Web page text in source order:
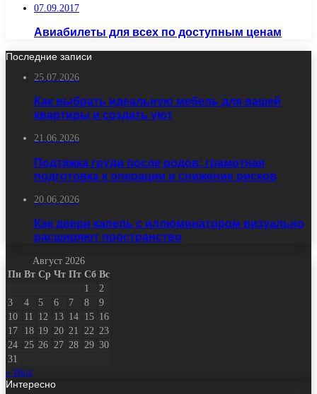
07.09.2017
Авиабилеты для всех по доступным ценам
Последние записи
25.07.2026
Как выбрать идеальную мебель для вашей
квартиры и создать уют
21.06.2026
Подтяжка груди после родов: грамотная
подготовка к операции и снижение рисков
20.06.2026
Как двери капель с иллюминатором визуально
расширяют пространство
Август 2026
Пн Вт Ср Чт Пт Сб Вс
1
2
3
4 5 6 7 8
9
10
11 12 13 14 15 16
17
18 19 20 21 22 23
24
25 26 27 28 29 30
31
« Июл
Интересно